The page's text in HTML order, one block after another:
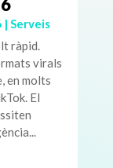
| Serveis
ràpid.
virals
en molts
El